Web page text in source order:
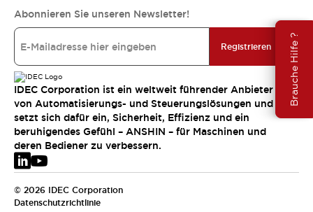
Brauche Hilfe ?
Abonnieren Sie unseren Newsletter!
Registrieren
IDEC Corporation ist ein weltweit führender Anbieter
von Automatisierungs- und Steuerungslösungen und
setzt sich dafür ein, Sicherheit, Effizienz und ein
beruhigendes Gefühl – ANSHIN – für Maschinen und
deren Bediener zu verbessern.
© 2026 IDEC Corporation
Datenschutzrichtlinie